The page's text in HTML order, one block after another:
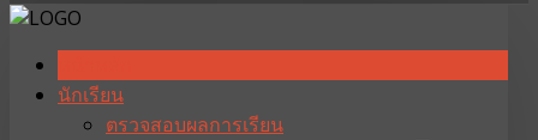
นักเรียน
ตรวจสอบผลการเรียน